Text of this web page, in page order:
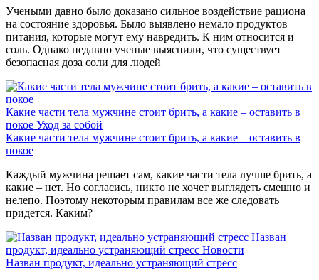
Учеными давно было доказано сильное воздействие рациона
на состояние здоровья. Было выявлено немало продуктов
питания, которые могут ему навредить. К ним относится и
соль. Однако недавно ученые выяснили, что существует
безопасная доза соли для людей
Какие части тела мужчине стоит брить, а какие – оставить в
покое Уход за собой
Какие части тела мужчине стоит брить, а какие – оставить в
покое
Каждый мужчина решает сам, какие части тела лучше брить, а
какие – нет. Но согласись, никто не хочет выглядеть смешно и
нелепо. Поэтому некоторым правилам все же следовать
придется. Каким?
Назван
продукт, идеально устраняющий стресс Новости
Назван продукт, идеально устраняющий стресс